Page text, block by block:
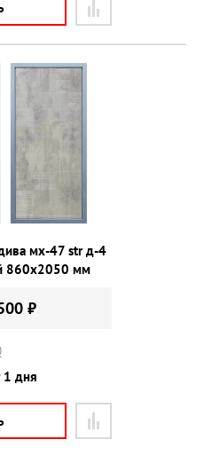
мх-47 str д-4
860х2050 мм
₽
1 дня